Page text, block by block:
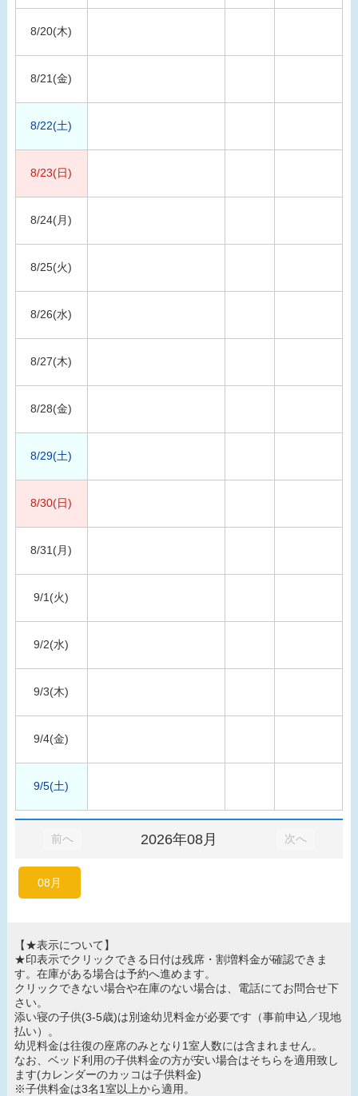
8/20(木)
8/21(金)
8/22(土)
8/23(日)
8/24(月)
8/25(火)
8/26(水)
8/27(木)
8/28(金)
8/29(土)
8/30(日)
8/31(月)
9/1(火)
9/2(水)
9/3(木)
9/4(金)
9/5(土)
前へ 2026年08月 次へ
08月
【★表示について】
★印表示でクリックできる日付は残席・割増料金が確認できま
す。在庫がある場合は予約へ進めます。
クリックできない場合や在庫のない場合は、電話にてお問合せ下
さい。
添い寝の子供(3-5歳)は別途幼児料金が必要です（事前申込／現地
払い）。
幼児料金は往復の座席のみとなり1室人数には含まれません。
なお、ベッド利用の子供料金の方が安い場合はそちらを適用致し
ます(カレンダーのカッコは子供料金)
※子供料金は3名1室以上から適用。